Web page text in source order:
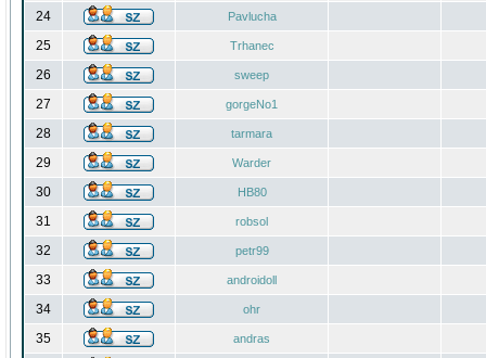
24 Pavlucha
25 Trhanec
26 sweep
27 gorgeNo1
28 tarmara
29 Warder
30 HB80
31 robsol
32 petr99
33 androidoll
34 ohr
35 andras